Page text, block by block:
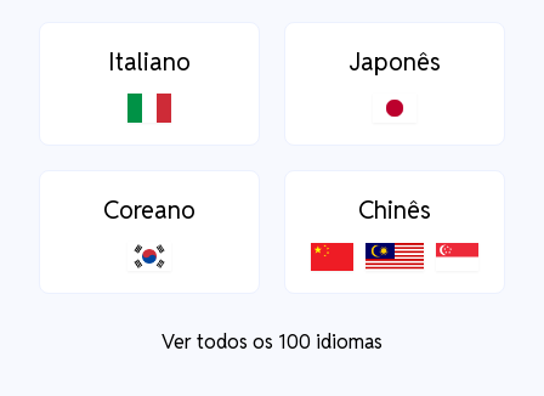
Italiano Japonês
Coreano Chinês
Ver todos os 100 idiomas